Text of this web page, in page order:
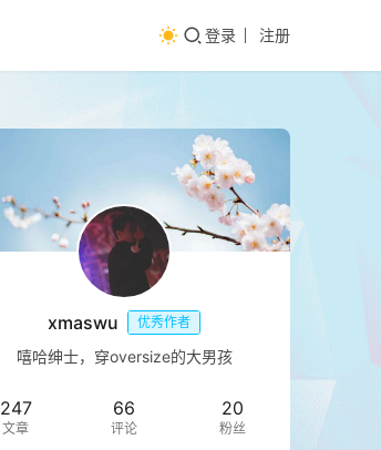
登录 注册
xmaswu 优秀作者
嘻哈绅士，穿oversize的大男孩
247
文章
66
评论
20
粉丝